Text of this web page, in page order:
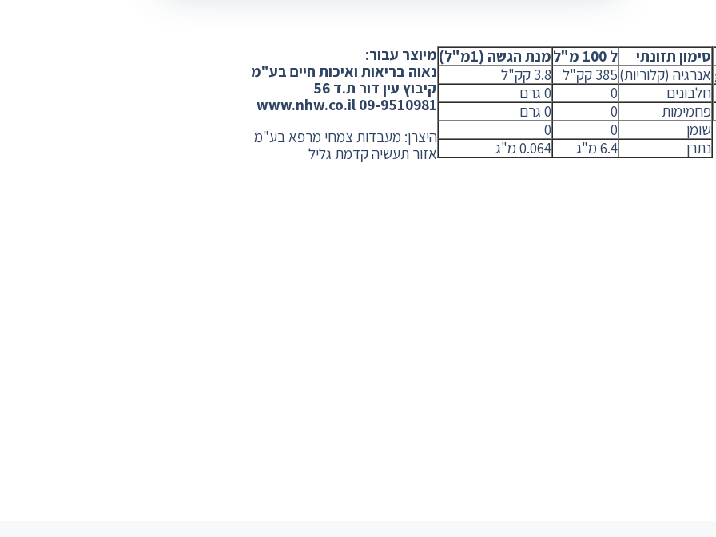
סימון תזונתי ל 100 מ"ל
מנת הגשה (1מ"ל)
אנרגיה (קלוריות)385 קק"ל
3.8 קק"ל
חלבונים
0
0 גרם
פחמימות
0
0 גרם
שומן
0
0
נתרן
6.4 מ"ג 0.064 מ"ג
מיוצר עבור:
נאוה בריאות ואיכות חיים בע"מ
קיבוץ עין דור ת.ד 56
09-9510981 www.nhw.co.il
היצרן: מעבדות צמחי מרפא בע"מ
אזור תעשיה קדמת גליל